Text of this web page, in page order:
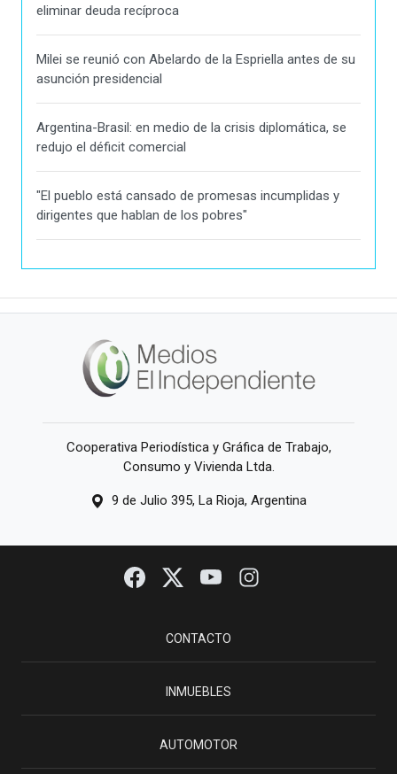
eliminar deuda recíproca
Milei se reunió con Abelardo de la Espriella antes de su
asunción presidencial
Argentina-Brasil: en medio de la crisis diplomática, se
redujo el déficit comercial
"El pueblo está cansado de promesas incumplidas y
dirigentes que hablan de los pobres"
Cooperativa Periodística y Gráfica de Trabajo,
Consumo y Vivienda Ltda.
9 de Julio 395, La Rioja, Argentina
CONTACTO
INMUEBLES
AUTOMOTOR